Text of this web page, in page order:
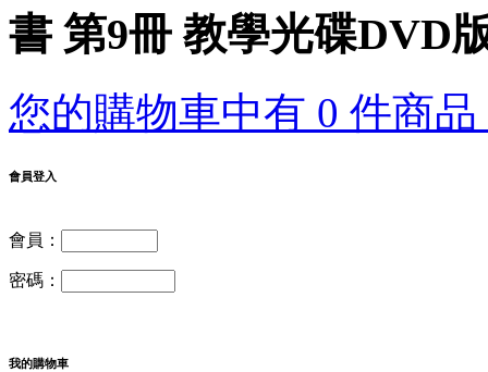
書 第9冊 教學光碟DVD
您的購物車中有 0 件商
會員登入
會員：
密碼：
我的購物車